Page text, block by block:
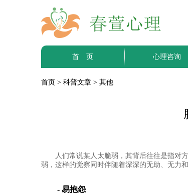
首 页 心理咨询
首页 > 科普文章 > 其他
人们常说某人太脆弱，其背后往往是指对
弱，这样的觉察同时伴随着深深的无助、无力
- 易抱怨